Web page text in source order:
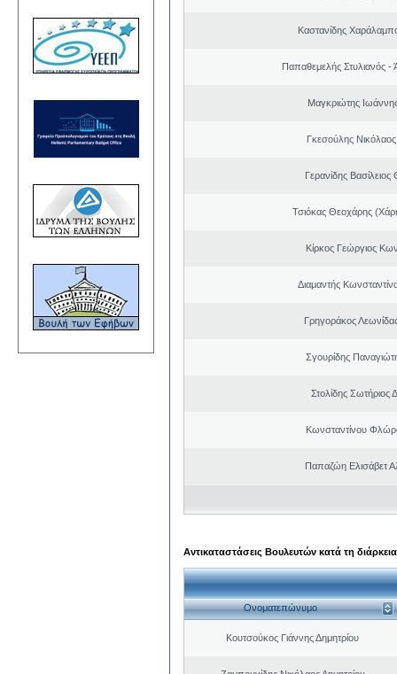
Καστανίδης
Παπαθεμελής Στυλιανός -
Μαγκριώτης
Γκεσούλης
Γερανίδης
Τσιόκας Θεοχάρης
Κίρκος Γεώργιος
Διαμαντής
Γρηγοράκος
Σγουρίδης
Στολίδης Σωτήριος
Κωνσταντίνου
Παπαζώη Ελισάβετ
Αντικαταστάσεις Βουλευτών κατά τη
Ονοματεπώνυμο
Κουτσούκος Γιάννης Δημητρίου